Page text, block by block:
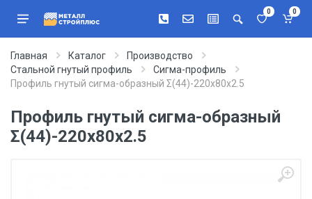
0 0
Главная Каталог
Производство
Стальной гнутый профиль
Сигма-профиль
Профиль гнутый сигма-образный Σ(44)-220х80х2.5
Профиль гнутый сигма-образный
Σ(44)-220х80х2.5